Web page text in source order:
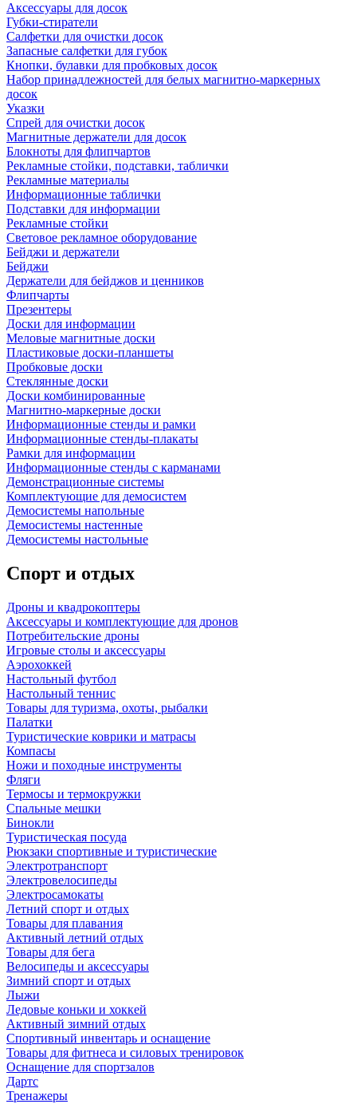
Аксессуары для досок
Губки-стиратели
Салфетки для очистки досок
Запасные салфетки для губок
Кнопки, булавки для пробковых досок
Набор принадлежностей для белых магнитно-маркерных
досок
Указки
Спрей для очистки досок
Магнитные держатели для досок
Блокноты для флипчартов
Рекламные стойки, подставки, таблички
Рекламные материалы
Информационные таблички
Подставки для информации
Рекламные стойки
Световое рекламное оборудование
Бейджи и держатели
Бейджи
Держатели для бейджов и ценников
Флипчарты
Презентеры
Доски для информации
Меловые магнитные доски
Пластиковые доски-планшеты
Пробковые доски
Стеклянные доски
Доски комбинированные
Магнитно-маркерные доски
Информационные стенды и рамки
Информационные стенды-плакаты
Рамки для информации
Информационные стенды с карманами
Демонстрационные системы
Комплектующие для демосистем
Демосистемы напольные
Демосистемы настенные
Демосистемы настольные
Спорт и отдых
Дроны и квадрокоптеры
Аксессуары и комплектующие для дронов
Потребительские дроны
Игровые столы и аксессуары
Аэрохоккей
Настольный футбол
Настольный теннис
Товары для туризма, охоты, рыбалки
Палатки
Туристические коврики и матрасы
Компасы
Ножи и походные инструменты
Фляги
Термосы и термокружки
Спальные мешки
Бинокли
Туристическая посуда
Рюкзаки спортивные и туристические
Электротранспорт
Электровелосипеды
Электросамокаты
Летний спорт и отдых
Товары для плавания
Активный летний отдых
Товары для бега
Велосипеды и аксессуары
Зимний спорт и отдых
Лыжи
Ледовые коньки и хоккей
Активный зимний отдых
Спортивный инвентарь и оснащение
Товары для фитнеса и силовых тренировок
Оснащение для спортзалов
Дартс
Тренажеры